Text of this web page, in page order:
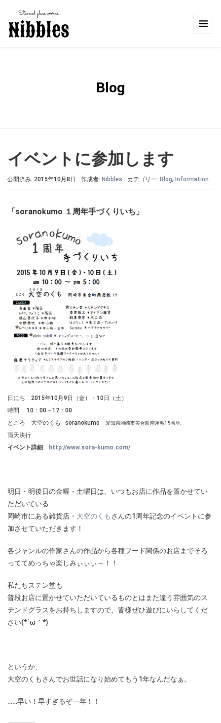
Blog
イベントに参加します
公開済み: 2015年10月8日 作成者: Nibbles カテゴリー: Blog, Information
「soranokumo １周年手づくりいち」
日にち 2015年10月9日（金）・10日（土）
時間 10：00～17：00
ところ 大空のくも soranokumo
愛知県岡崎市美合町南屋敷19番地
雨天決行
イベント詳細
http://www.sora-kumo.com/
明日・明後日の金曜・土曜日は、いつもお店に作品を置かせてい
ただいている
岡崎市にある雑貨店・ 大空のくもさんの1周年記念のイベントに参
加させていただきます！
各ジャンルの作家さんの作品から各種フード関係のお店までそろ
っててめっちゃ楽しみぃぃぃ～！！
私たちステン堂も
普段お店に置かせていただいているものとはまた違う雰囲気のス
テンドグラスをお持ちしますので、皆様ぜひ遊びにいらしてくだ
さい(*´ω｀*)
というか、
大空のくもさんでお世話になり始めてもう1年なんだなぁ。
……早い！早すぎるぞ一年！！